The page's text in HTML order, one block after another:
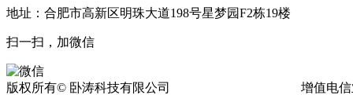
地址：合肥市高新区明珠大道198号星梦园F2栋19楼
扫一扫，加微信
版权所有© 卧涛科技有限公司 增值电